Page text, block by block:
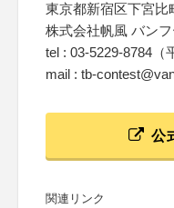
東京都新宿区下宮比
株式会社帆風 バン
tel : 03-5229-8784（
mail : tb-
公
関連リンク